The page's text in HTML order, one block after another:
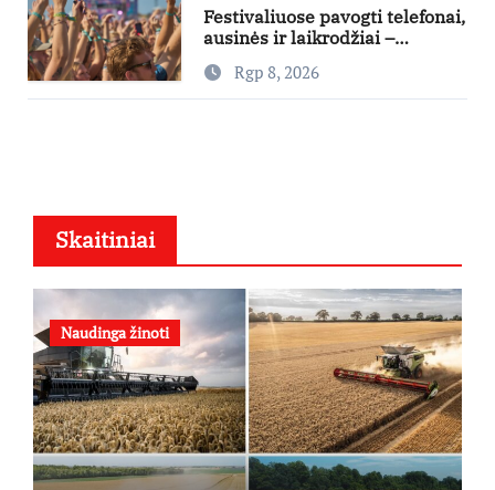
Festivaliuose pavogti telefonai,
ausinės ir laikrodžiai –
ekspertai primena apie
didžiausias finansines rizikas
Rgp 8, 2026
Skaitiniai
Naudinga žinoti